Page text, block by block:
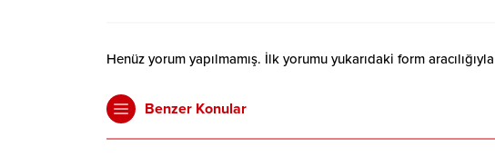
Henüz yorum yapılmamış. İlk yorumu yukarıdaki form
Benzer Konular